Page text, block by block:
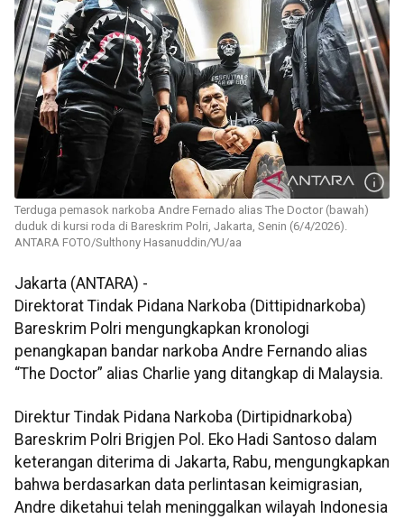
Terduga pemasok narkoba Andre Fernado alias The Doctor (bawah)
duduk di kursi roda di Bareskrim Polri, Jakarta, Senin (6/4/2026).
ANTARA FOTO/Sulthony Hasanuddin/YU/aa
Jakarta (ANTARA) -
Direktorat Tindak Pidana Narkoba (Dittipidnarkoba)
Bareskrim Polri mengungkapkan kronologi
penangkapan bandar narkoba Andre Fernando alias
“The Doctor” alias Charlie yang ditangkap di Malaysia.
Direktur Tindak Pidana Narkoba (Dirtipidnarkoba)
Bareskrim Polri Brigjen Pol. Eko Hadi Santoso dalam
keterangan diterima di Jakarta, Rabu, mengungkapkan
bahwa berdasarkan data perlintasan keimigrasian,
Andre diketahui telah meninggalkan wilayah Indonesia